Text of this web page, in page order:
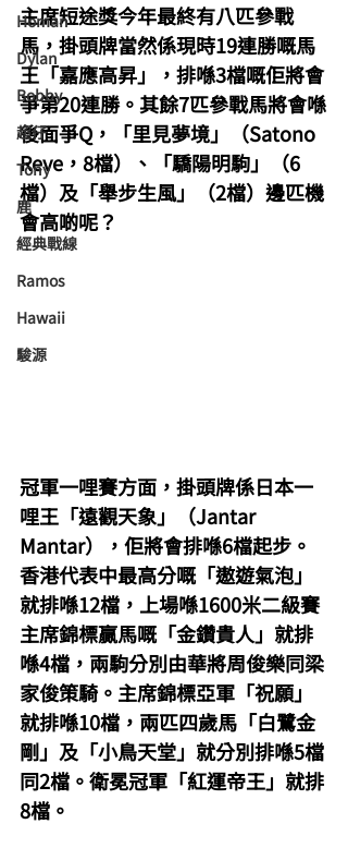
Homan
Dylan
Bobby
超仔
Tony
鹿
經典戰線
Ramos
Hawaii
駿源
主席短途獎今年最終有八匹參戰
馬，掛頭牌當然係現時19連勝嘅馬
王「嘉應高昇」，排喺3檔嘅佢將會
爭第20連勝。其餘7匹參戰馬將會喺
後面爭Q，「里見夢境」（Satono
Reve，8檔）、「驕陽明駒」（6
檔）及「舉步生風」（2檔）邊匹機
會高啲呢？
冠軍一哩賽方面，掛頭牌係日本一
哩王「遠觀天象」（Jantar
Mantar），佢將會排喺6檔起步。
香港代表中最高分嘅「遨遊氣泡」
就排喺12檔，上場喺1600米二級賽
主席錦標贏馬嘅「金鑽貴人」就排
喺4檔，兩駒分別由華將周俊樂同梁
家俊策騎。主席錦標亞軍「祝願」
就排喺10檔，兩匹四歲馬「白鷺金
剛」及「小鳥天堂」就分別排喺5檔
同2檔。衛冕冠軍「紅運帝王」就排
8檔。